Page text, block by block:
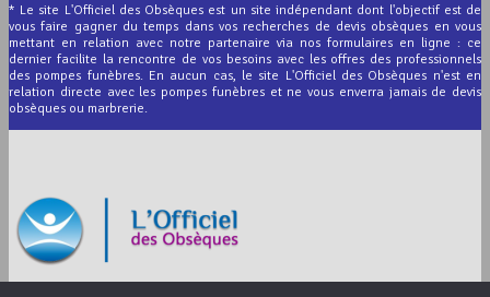
* Le site L'Officiel des Obsèques est un site indépendant dont l'objectif est de
vous faire gagner du temps dans vos recherches de devis obsèques en vous
mettant en relation avec notre partenaire via nos formulaires en ligne : ce
dernier facilite la rencontre de vos besoins avec les offres des professionnels
des pompes funèbres. En aucun cas, le site L'Officiel des Obsèques n'est en
relation directe avec les pompes funèbres et ne vous enverra jamais de devis
obsèques ou marbrerie.